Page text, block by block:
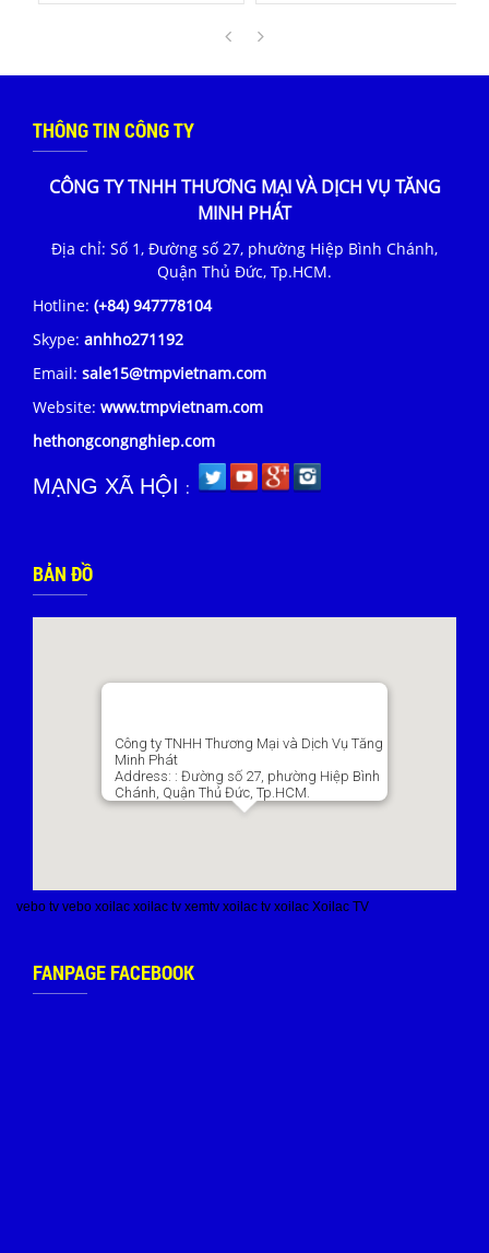
THÔNG TIN CÔNG TY
CÔNG TY TNHH THƯƠNG MẠI VÀ DỊCH VỤ TĂNG
MINH PHÁT
Địa chỉ: Số 1, Đường số 27, phường Hiệp Bình Chánh,
Quận Thủ Đức, Tp.HCM.
Hotline: (+84) 947778104
Skype: anhho271192
Email: sale15@tmpvietnam.com
Website: www.tmpvietnam.com
hethongcongnghiep.com
MẠNG XÃ HỘI :
BẢN ĐỒ
Công ty TNHH Thương Mại và Dịch Vụ Tăng
Minh Phát
Address: : Đường số 27, phường Hiệp Bình
Chánh, Quận Thủ Đức, Tp.HCM.
vebo tv vebo xoilac xoilac tv xemtv xoilac tv xoilac Xoilac TV
FANPAGE FACEBOOK